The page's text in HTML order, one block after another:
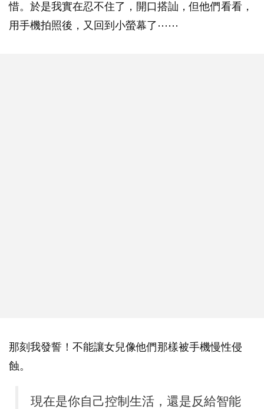
惜。於是我實在忍不住了，開口搭訕，但他們看看，
用手機拍照後，又回到小螢幕了⋯⋯
那刻我發誓！不能讓女兒像他們那樣被手機慢性侵
蝕。
現在是你自己控制生活，還是反給智能